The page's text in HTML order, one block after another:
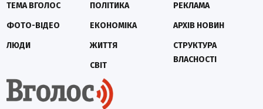
ТЕМА ВГОЛОС
ФОТО-ВІДЕО
ЛЮДИ
ПОЛІТИКА
ЕКОНОМІКА
ЖИТТЯ
СВІТ
РЕКЛАМА
АРХІВ НОВИН
СТРУКТУРА
ВЛАСНОСТІ